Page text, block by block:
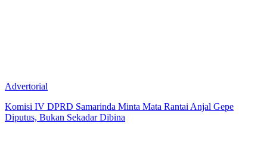
Advertorial
Komisi IV DPRD Samarinda Minta Mata Rantai Anjal Gepe
Diputus, Bukan Sekadar Dibina